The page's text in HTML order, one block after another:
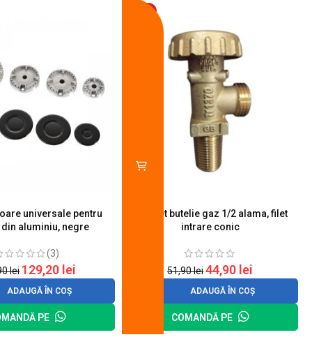
universale pentru
aluminiu, negre
(3)
lei 129,20 lei
ADAUGĂ ÎN COȘ
PE
Robinet butelie gaz 1/2 alama, filet
intrare conic
51,90lei44,90 lei
ADAUGĂ ÎN COȘ
COMANDĂ PE